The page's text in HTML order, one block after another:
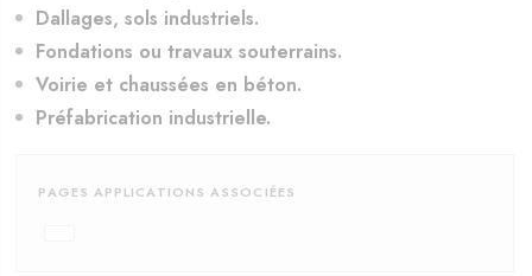
Dallages, sols industriels.
Fondations ou travaux souterrains.
Voirie et chaussées en béton.
Préfabrication industrielle.
PAGES APPLICATIONS ASSOCIÉES